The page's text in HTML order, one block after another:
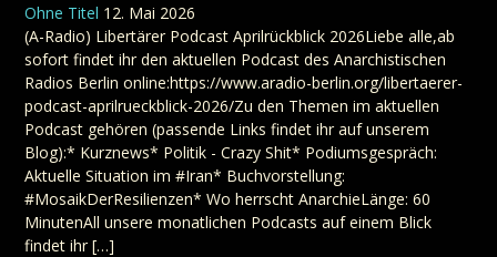
Ohne Titel 12. Mai 2026
(A-Radio) Libertärer Podcast Aprilrückblick 2026Liebe alle,ab
sofort findet ihr den aktuellen Podcast des Anarchistischen
Radios Berlin online:https://www.aradio-berlin.org/libertaerer-
podcast-aprilrueckblick-2026/Zu den Themen im aktuellen
Podcast gehören (passende Links findet ihr auf unserem
Blog):* Kurznews* Politik - Crazy Shit* Podiumsgespräch:
Aktuelle Situation im #Iran* Buchvorstellung:
#MosaikDerResilienzen* Wo herrscht AnarchieLänge: 60
MinutenAll unsere monatlichen Podcasts auf einem Blick
findet ihr […]